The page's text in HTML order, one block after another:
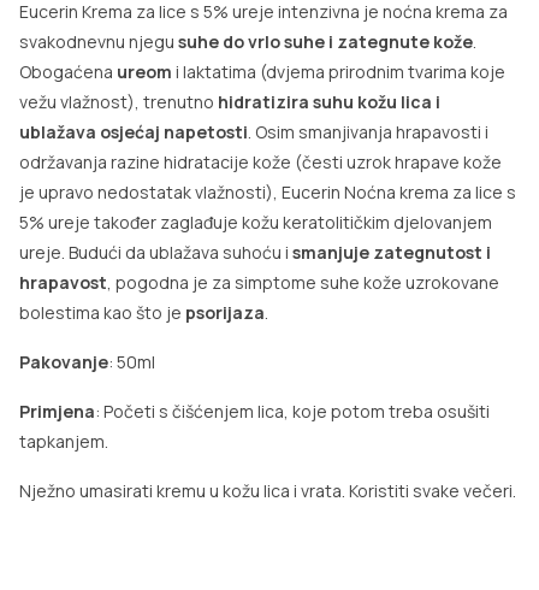
Eucerin Krema za lice s 5% ureje intenzivna je noćna krema za
svakodnevnu njegu suhe do vrlo suhe i zategnute kože.
Obogaćena ureom i laktatima (dvjema prirodnim tvarima koje
vežu vlažnost), trenutno hidratizira suhu kožu lica i
ublažava osjećaj napetosti. Osim smanjivanja hrapavosti i
održavanja razine hidratacije kože (česti uzrok hrapave kože
je upravo nedostatak vlažnosti), Eucerin Noćna krema za lice s
5% ureje također zaglađuje kožu keratolitičkim djelovanjem
ureje. Budući da ublažava suhoću i smanjuje zategnutost i
hrapavost, pogodna je za simptome suhe kože uzrokovane
bolestima kao što je psorijaza.
Pakovanje: 50ml
Primjena: Početi s čišćenjem lica, koje potom treba osušiti
tapkanjem.
Nježno umasirati kremu u kožu lica i vrata. Koristiti svake večeri.